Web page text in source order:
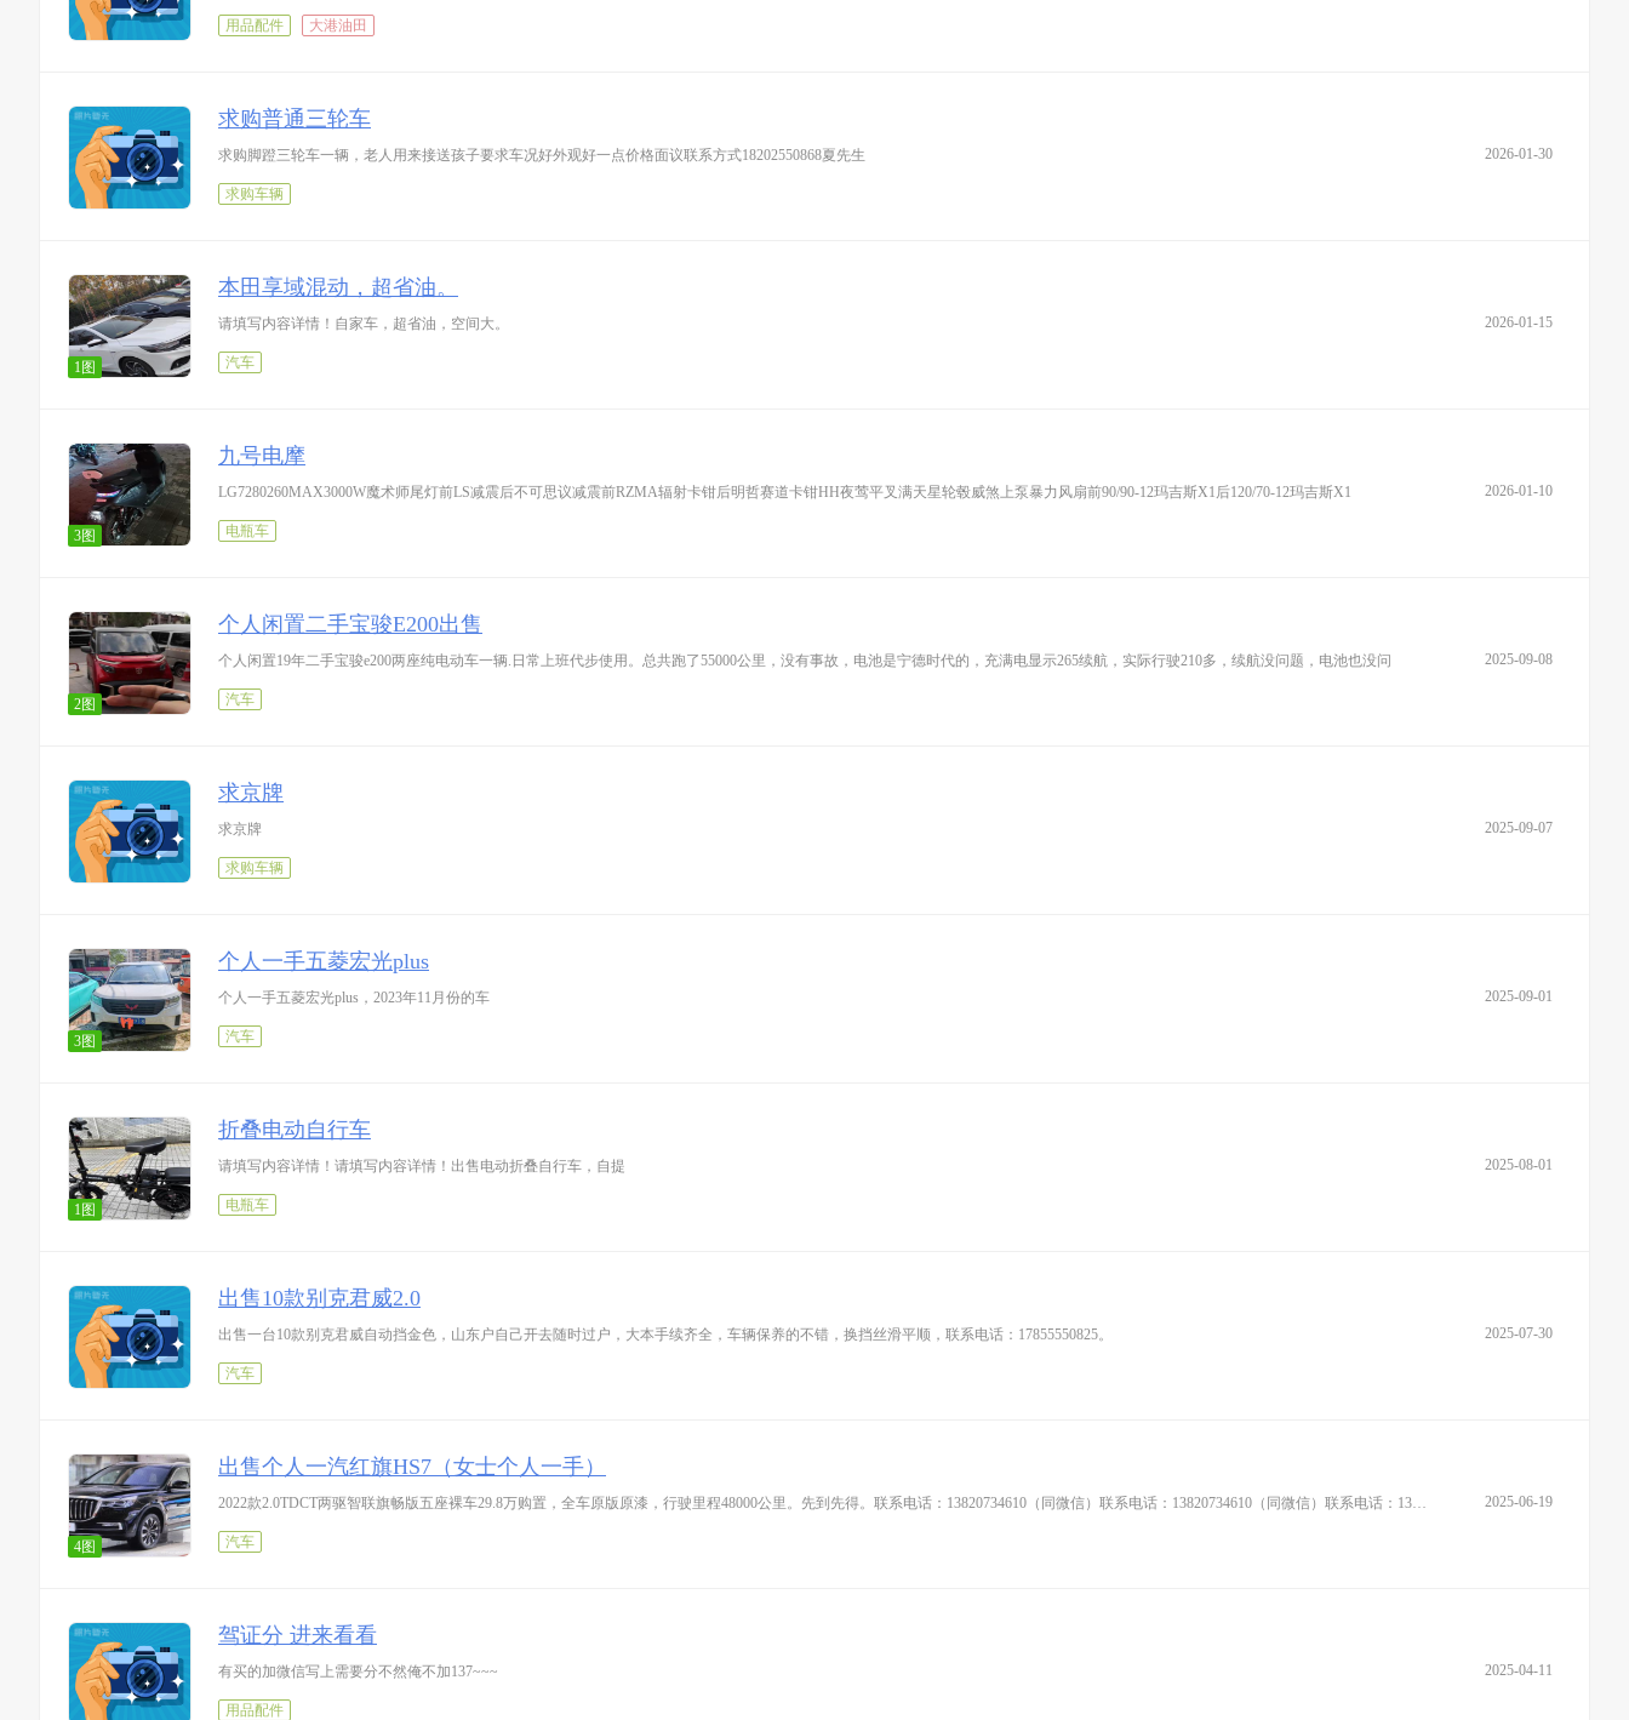
用品配件 大港油田
2026-01-30
求购普通三轮车
求购脚蹬三轮车一辆，老人用来接送孩子要求车况好外观好一点价格面议联系方式18202550868夏先生
求购车辆
1图
2026-01-15
本田享域混动，超省油。
请填写内容详情！自家车，超省油，空间大。
汽车
3图
2026-01-10
九号电摩
LG7280260MAX3000W魔术师尾灯前LS减震后不可思议减震前RZMA辐射卡钳后明哲赛道卡钳HH夜莺平叉满天星轮毂威煞上泵暴力风扇前90/90-12玛吉斯X1后120/70-12玛吉斯X1
电瓶车
2图
2025-09-08
个人闲置二手宝骏E200出售
个人闲置19年二手宝骏e200两座纯电动车一辆.日常上班代步使用。总共跑了55000公里，没有事故，电池是宁德时代的，充满电显示265续航，实际行驶210多，续航没问题，电池也没问
汽车
2025-09-07
求京牌
求京牌
求购车辆
3图
2025-09-01
个人一手五菱宏光plus
个人一手五菱宏光plus，2023年11月份的车
汽车
1图
2025-08-01
折叠电动自行车
请填写内容详情！请填写内容详情！出售电动折叠自行车，自提
电瓶车
2025-07-30
出售10款别克君威2.0
出售一台10款别克君威自动挡金色，山东户自己开去随时过户，大本手续齐全，车辆保养的不错，换挡丝滑平顺，联系电话：17855550825。
汽车
4图
2025-06-19
出售个人一汽红旗HS7（女士个人一手）
2022款2.0TDCT两驱智联旗畅版五座裸车29.8万购置，全车原版原漆，行驶里程48000公里。先到先得。联系电话：13820734610（同微信）联系电话：13820734610（同微信）联系电话：138207
汽车
2025-04-11
驾证分 进来看看
有买的加微信写上需要分不然俺不加137~~~
用品配件